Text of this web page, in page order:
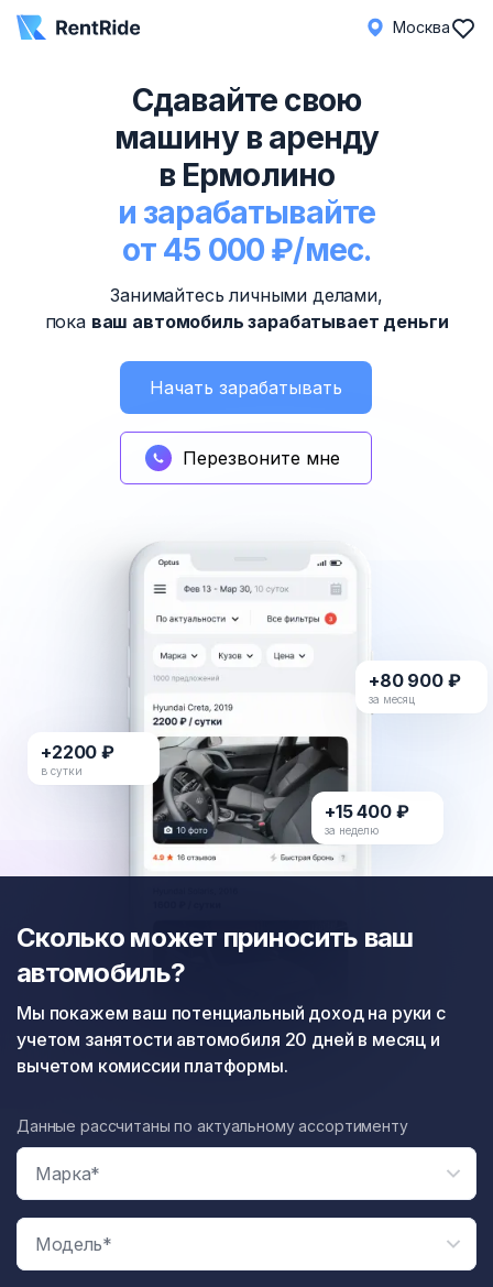
Москва
Сдавайте свою
машину в аренду
в Ермолино
и зарабатывайте
от 45 000 ₽/мес.
Занимайтесь личными делами,
пока ваш автомобиль зарабатывает деньги
Начать зарабатывать
Перезвоните мне
+2200 ₽
в сутки
+15 400 ₽
за неделю
+80 900 ₽
за месяц
Сколько может приносить ваш
автомобиль?
Мы покажем ваш потенциальный доход на руки с
учетом занятости автомобиля 20 дней в месяц и
вычетом комиссии платформы.
Данные рассчитаны по актуальному ассортименту